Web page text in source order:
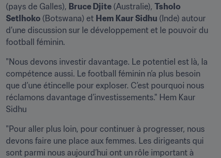
(pays de Galles), Bruce Djite (Australie), Tsholo
Setlhoko (Botswana) et Hem Kaur Sidhu (Inde) autour
d’une discussion sur le développement et le pouvoir du
football féminin.
"Nous devons investir davantage. Le potentiel est là, la
compétence aussi. Le football féminin n’a plus besoin
que d’une étincelle pour exploser. C’est pourquoi nous
réclamons davantage d’investissements." Hem Kaur
Sidhu
"Pour aller plus loin, pour continuer à progresser, nous
devons faire une place aux femmes. Les dirigeants qui
sont parmi nous aujourd’hui ont un rôle important à